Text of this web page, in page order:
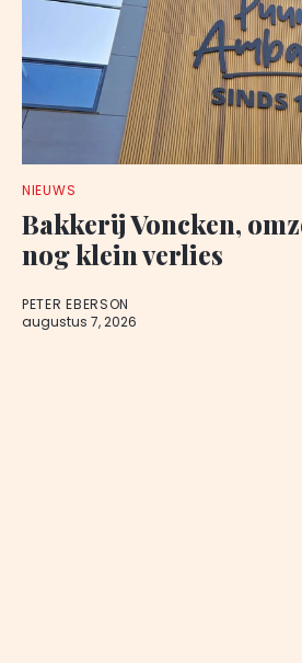
NIEUWS
Bakkerij Voncken,
nog klein verlies
PETER EBERSON
augustus 7, 2026